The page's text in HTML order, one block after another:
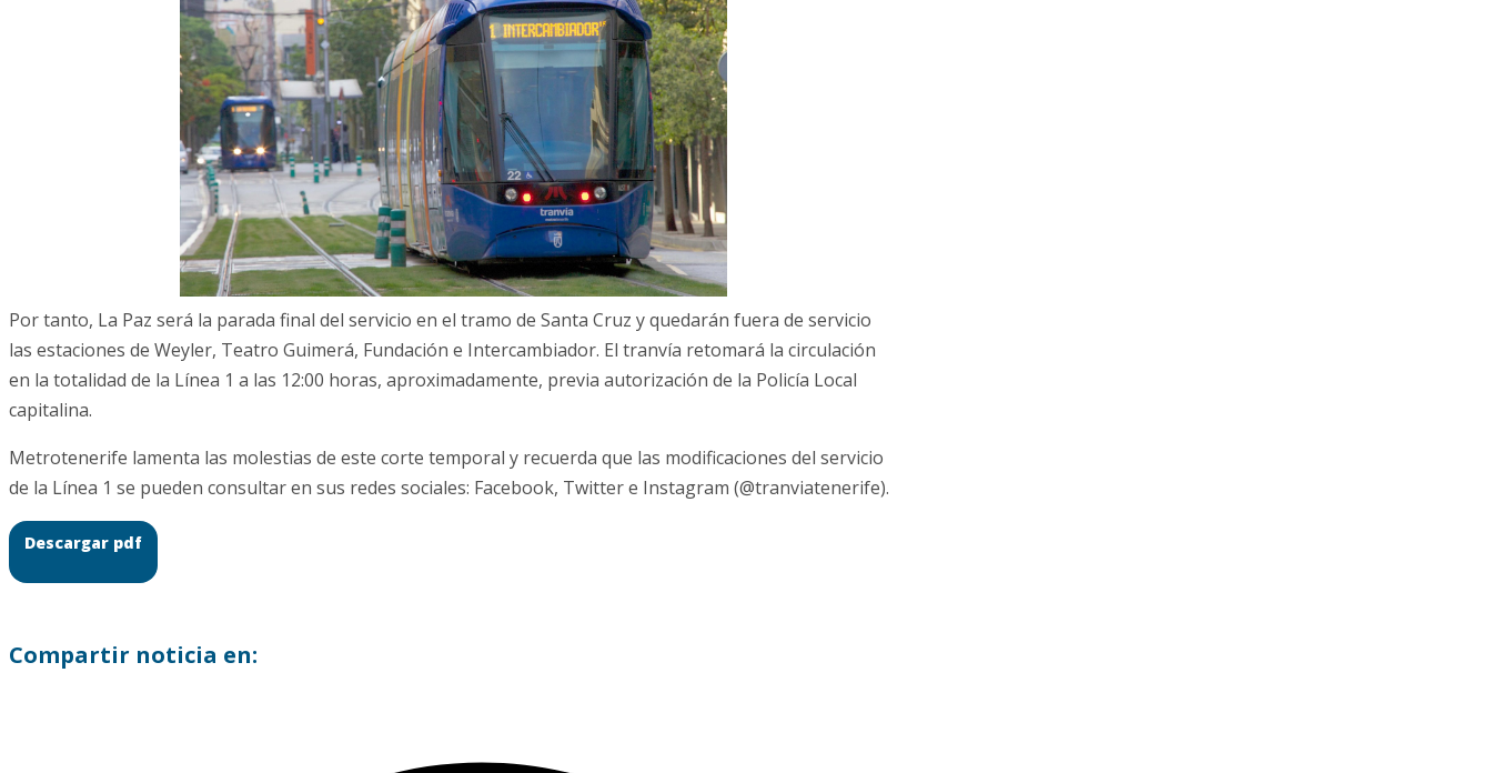
Por tanto, La Paz será la parada final del servicio en el tramo de Santa Cruz y quedarán fuera de servicio
las estaciones de Weyler, Teatro Guimerá, Fundación e Intercambiador. El tranvía retomará la circulación
en la totalidad de la Línea 1 a las 12:00 horas, aproximadamente, previa autorización de la Policía Local
capitalina.
Metrotenerife lamenta las molestias de este corte temporal y recuerda que las modificaciones del servicio
de la Línea 1 se pueden consultar en sus redes sociales: Facebook, Twitter e Instagram (@tranviatenerife).
Descargar pdf
Compartir noticia en: